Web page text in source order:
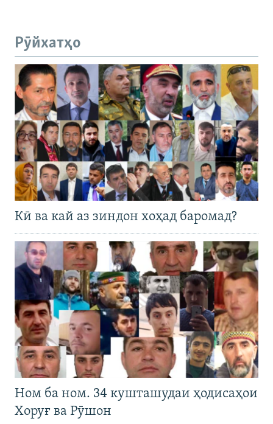
Рӯйхатҳо
Кӣ ва кай аз зиндон хоҳад баромад?
Ном ба ном. 34 кушташудаи ҳодисаҳои
Хоруғ ва Рӯшон